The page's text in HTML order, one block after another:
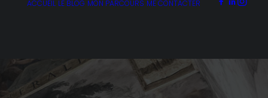
ACCUEIL LE BLOG MON PARCOURS ME CONTACTER